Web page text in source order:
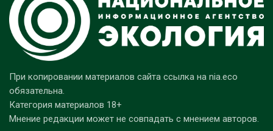
При копировании материалов сайта ссылка на nia.eco
обязательна.
Категория материалов 18+
Мнение редакции может не совпадать с мнением авторов.